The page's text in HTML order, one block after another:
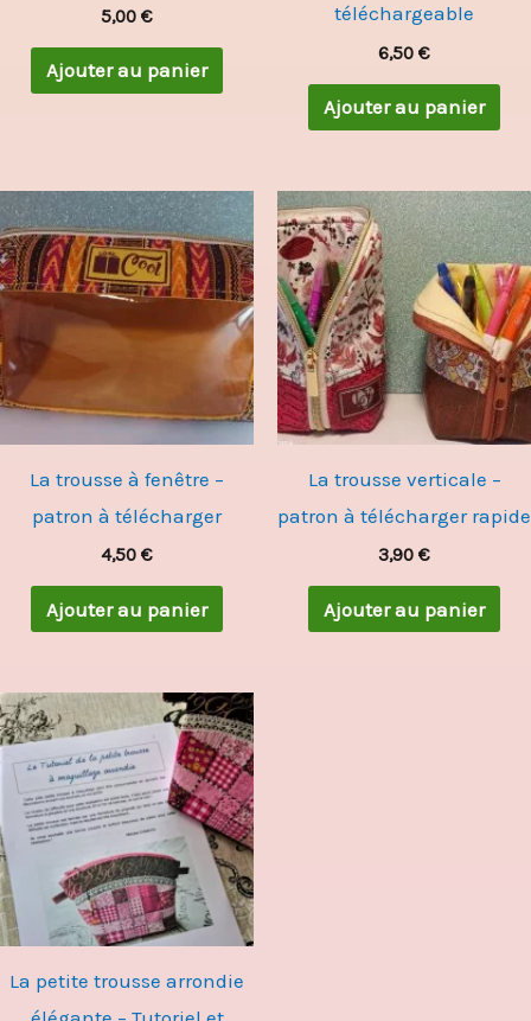
5,00 €
Ajouter au panier
téléchargeable
6,50 €
Ajouter au panier
La trousse à fenêtre –
patron à télécharger
4,50 €
Ajouter au panier
La trousse verticale –
patron à télécharger rapide
3,90 €
Ajouter au panier
La petite trousse arrondie